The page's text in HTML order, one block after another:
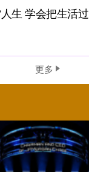
生 学会把生活过
更多